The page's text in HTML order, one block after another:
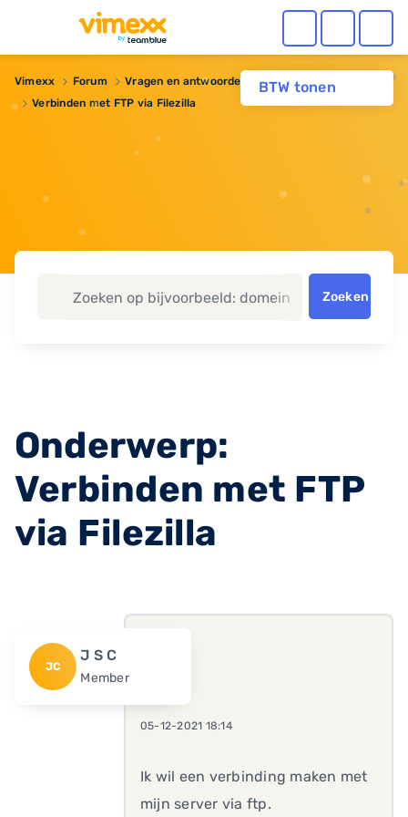
BTW tonen
Vimexx Forum
Vragen en antwoorden
Verbinden met FTP via Filezilla
Zoeken
Onderwerp:
Verbinden met FTP
via Filezilla
JC
J S C
Member
05-12-2021 18:14
Ik wil een verbinding maken met
mijn server via ftp.